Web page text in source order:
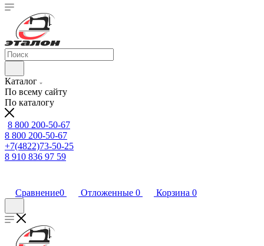
Каталог
По всему сайту
По каталогу
8 800 200-50-67
8 800 200-50-67
+7(4822)73-50-25
8 910 836 97 59
Сравнение0 Отложенные 0 Корзина 0